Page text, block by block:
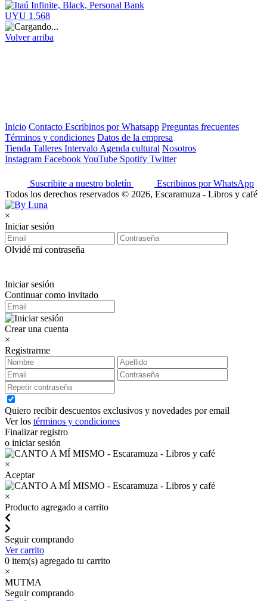
UYU 1.568
Volver arriba
Inicio Contacto Escribinos por Whatsapp Preguntas frecuentes
Términos y condiciones Datos de la empresa
Tienda Talleres Intervalo Agenda cultural Nosotros
Instagram FacebookYouTube Spotify Twitter
Suscribite a nuestro boletín
Escribinos por WhatsApp
Todos los derechos reservados © 2026, Escaramuza - Libros y café
×
Iniciar sesión
Olvidé mi contraseña
Iniciar sesión
Continuar como invitado
Crear una cuenta
×
Registrarme
Quiero recibir descuentos exclusivos y novedades por email
Ver los términos y condiciones
Finalizar registro
o iniciar sesión
×
Aceptar
×
Producto agregado a carrito
Seguir comprando
Ver carrito
0 item(s) agregado tu carrito
×
MUTMA
Seguir comprando